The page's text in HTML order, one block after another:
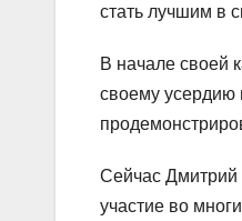
стать лучшим в
В начале своей
своему усердию
Сейчас Дмитрий
участие во